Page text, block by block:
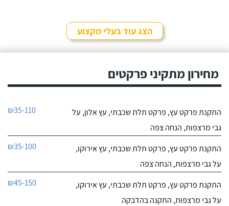
הצג עוד בעלי מקצוע
מחירון מתקיני פרקטים
התקנת פרקט עץ, פרקט תלת שכבתי, עץ אלון, על
גבי מרצפות, הנחה צפה
₪35-110
התקנת פרקט עץ, פרקט תלת שכבתי, עץ אירוקו,
על גבי מרצפות, הנחה צפה
₪35-100
התקנת פרקט עץ, פרקט תלת שכבתי, עץ אירוקו,
על גבי מרצפות, התקנה בהדבקה
₪45-150